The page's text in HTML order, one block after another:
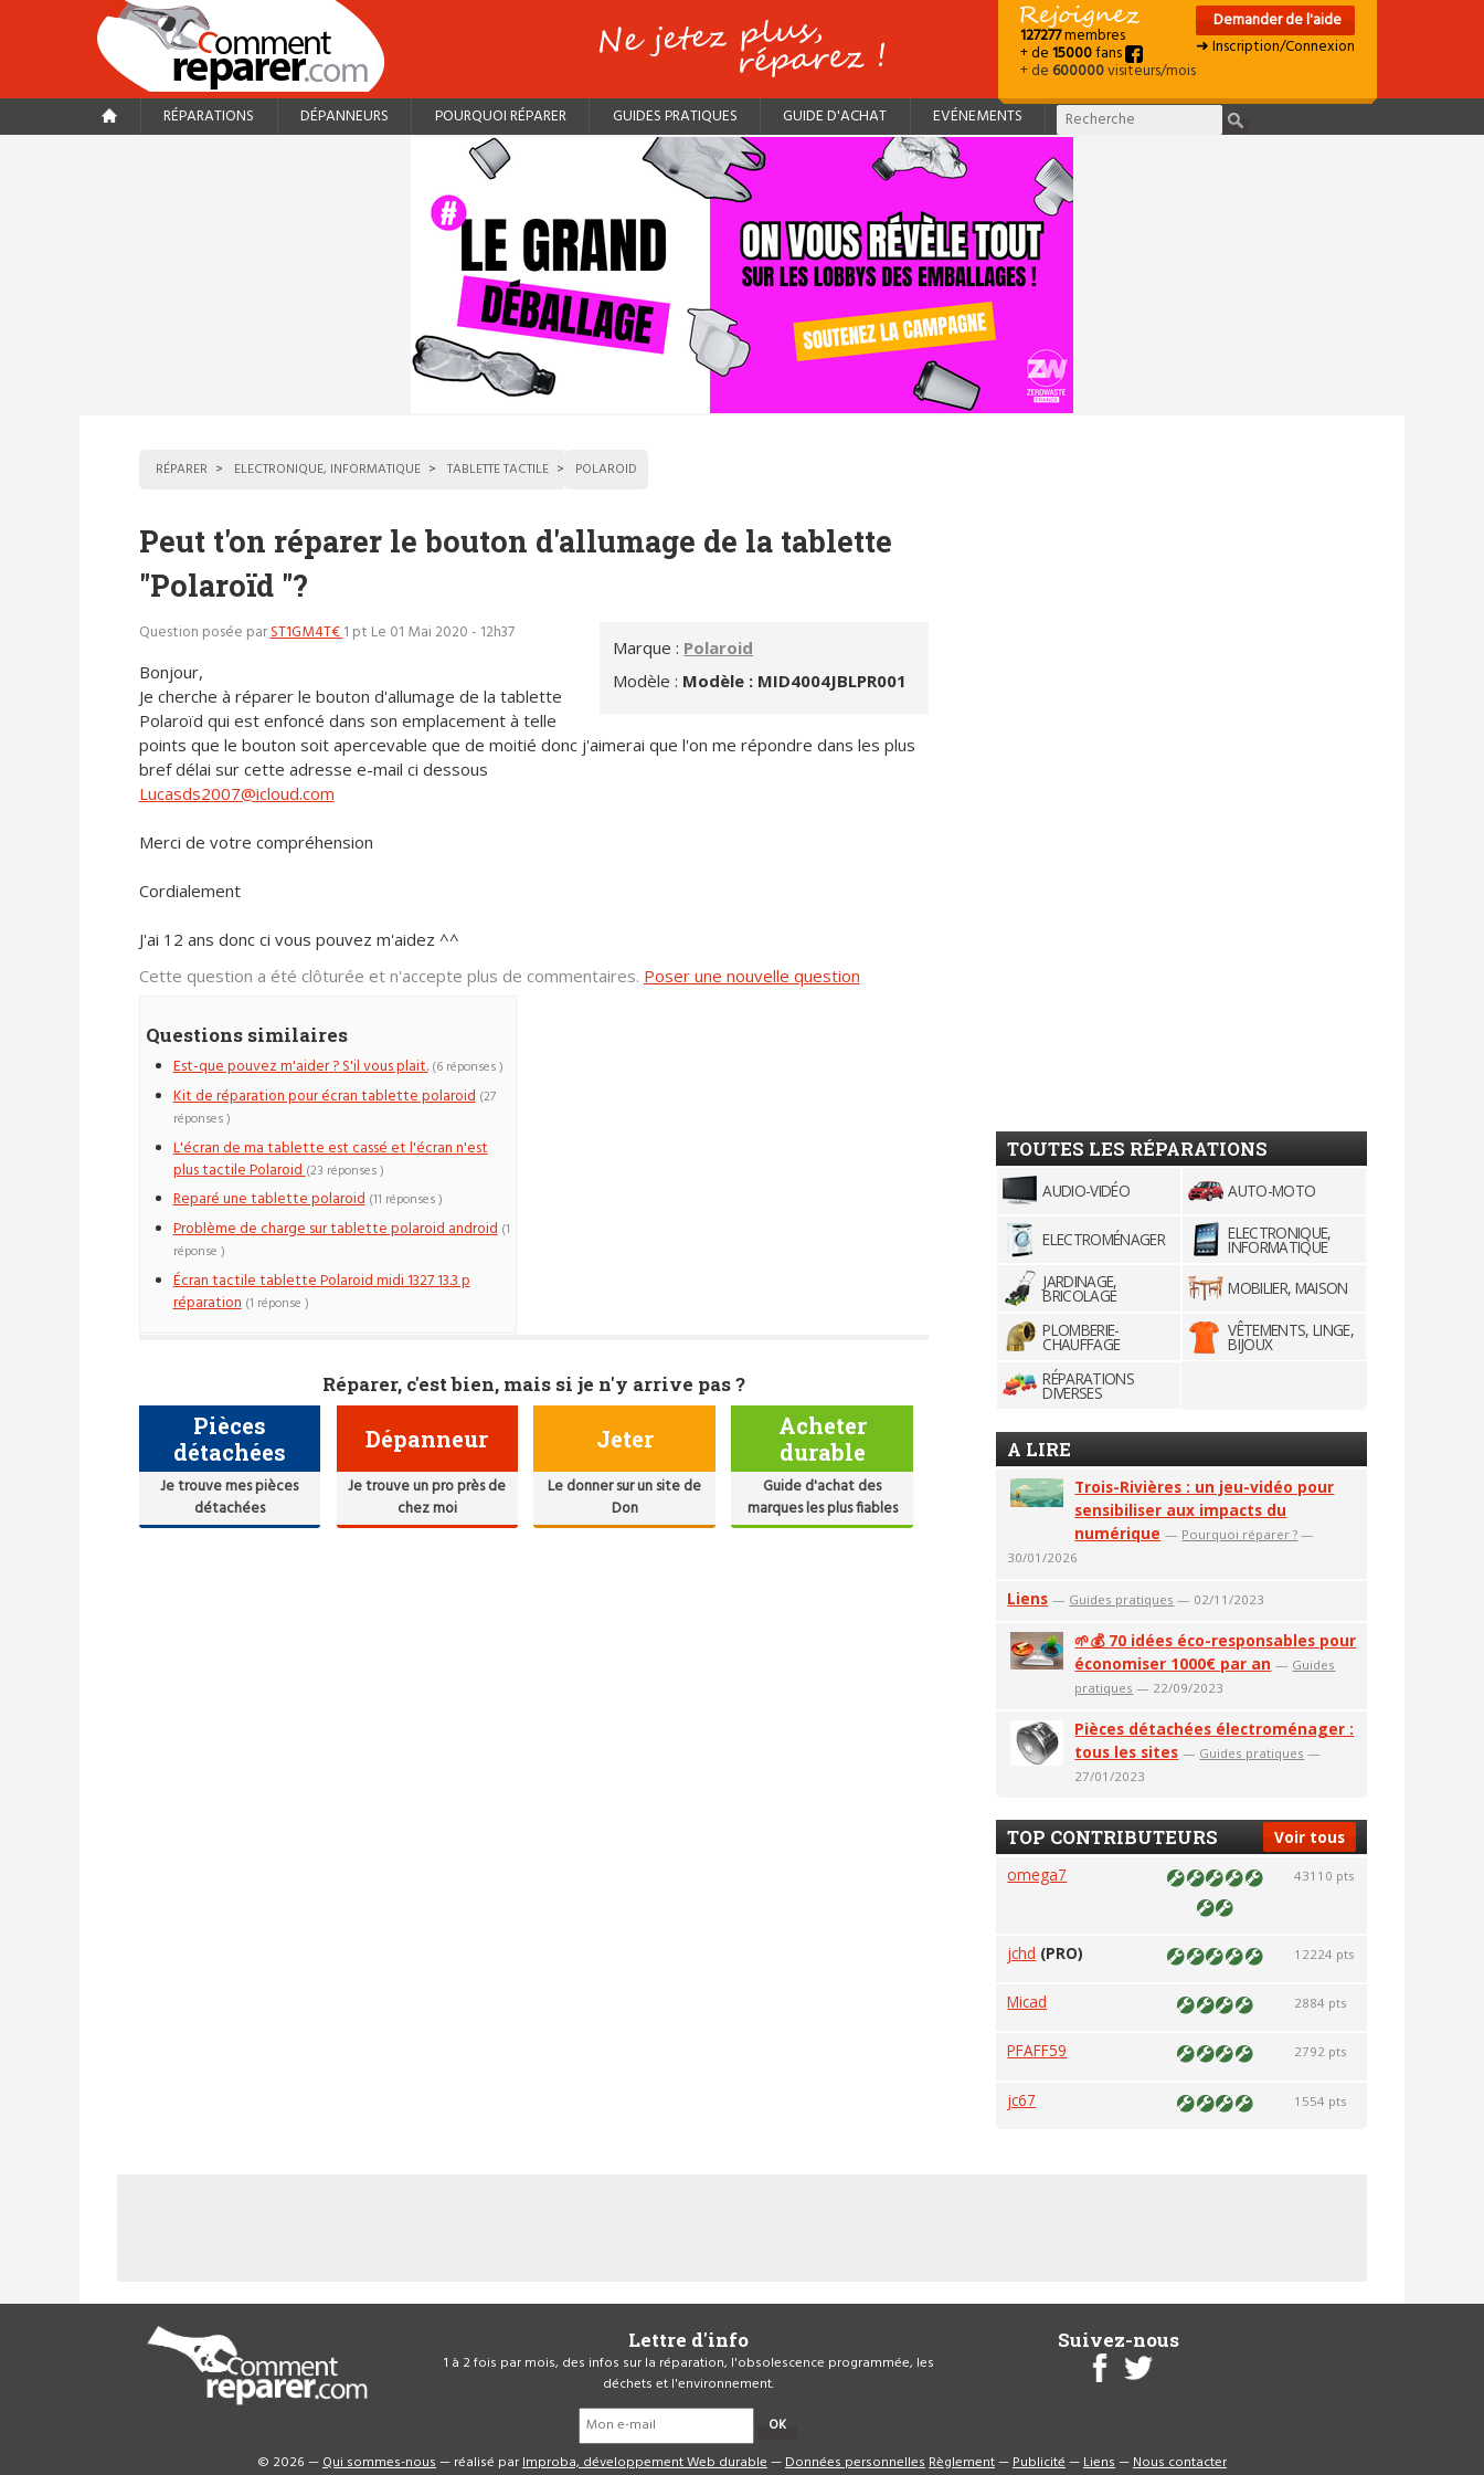
127277membres
+ de15000fans
+ de600000visiteurs/mois
Demander de l'aide
➜ Inscription/Connexion
RÉPARATIONS DÉPANNEURS POURQUOI RÉPARER GUIDES PRATIQUES GUIDE D'ACHAT EVÉNEMENTS
RÉPARER ELECTRONIQUE, INFORMATIQUE TABLETTE TACTILE POLAROID
Peut t'on réparer le bouton d'allumage de la tablette
"Polaroïd "?
Marque : Polaroid
Modèle : Modèle : MID4004JBLPR001
Question posée parST1GM4T€1 pt Le 01 Mai 2020 - 12h37
Bonjour,
Je cherche à réparer le bouton d'allumage de la tablette
Polaroïd qui est enfoncé dans son emplacement à telle
points que le bouton soit apercevable que de moitié donc j'aimerai que l'on me répondre dans les plus
bref délai sur cette adresse e-mail ci dessous
Lucasds2007@icloud.com
Merci de votre compréhension
Cordialement
J'ai 12 ans donc ci vous pouvez m'aidez ^^
Cette question a été clôturée et n'accepte plus de commentaires. Poser une nouvelle question
Questions similaires
Est-que pouvez m'aider ? S'il vous plait. (6 réponses )
Kit de réparation pour écran tablette polaroid (27
réponses )
L'écran de ma tablette est cassé et l'écran n'est
plus tactile Polaroid(23 réponses )
Reparé une tablette polaroid (11 réponses )
Problème de charge sur tablette polaroid android (1
réponse )
Écran tactile tablette Polaroid midi 1327 13.3 p
réparation (1 réponse )
Réparer, c'est bien, mais si je n'y arrive pas ?
Pièces
détachées
Je trouve mes pièces
détachées
Dépanneur
Je trouve un pro près de
chez moi
Jeter
Le donner sur un site de
Don
Acheter
durable
Guide d'achat des
marques les plus fiables
TOUTES LES RÉPARATIONS
AUDIO-VIDÉO AUTO-MOTO
ELECTROMÉNAGER ELECTRONIQUE,
INFORMATIQUE
JARDINAGE,
BRICOLAGE
MOBILIER, MAISON
PLOMBERIE-
CHAUFFAGE
VÊTEMENTS, LINGE,
BIJOUX
RÉPARATIONS
DIVERSES
A LIRE
Trois-Rivières : un jeu-vidéo pour
sensibiliser aux impacts du
numérique — Pourquoi réparer ? —
30/01/2026
Liens — Guides pratiques — 02/11/2023
🌱💰 70 idées éco-responsables pour
économiser 1000€ par an — Guides
pratiques — 22/09/2023
Pièces détachées électroménager :
tous les sites — Guides pratiques —
27/01/2023
Voir tous
TOP CONTRIBUTEURS
omega7 43110 pts
jchd (PRO) 12224 pts
Micad 2884 pts
PFAFF59 2792 pts
jc67 1554 pts
Lettre d'info
1 à 2 fois par mois, des infos sur la réparation, l'obsolescence programmée, les
déchets et l'environnement.
OK
Suivez-nous
© 2026 —Qui sommes-nous— réalisé parImproba, développement Web durable—Données personnellesRèglement—Publicité—Liens—Nous contacter